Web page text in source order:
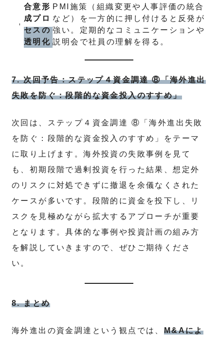
合意形
成プロ
セスの
透明化
PMI施策（組織変更や人事評価の統合
など）を一方的に押し付けると反発が
強い。定期的なコミュニケーションや
説明会で社員の理解を得る。
7. 次回予告：ステップ４資金調達 ⑧「海外進出
失敗を防ぐ：段階的な資金投入のすすめ」
次回は、ステップ４資金調達 ⑧「海外進出失敗
を防ぐ：段階的な資金投入のすすめ」をテーマ
に取り上げます。海外投資の失敗事例を見て
も、初期段階で過剰投資を行った結果、想定外
のリスクに対処できずに撤退を余儀なくされた
ケースが多いです。段階的に資金を投下し、リ
スクを見極めながら拡大するアプローチが重要
となります。具体的な事例や投資計画の組み方
を解説していきますので、ぜひご期待くださ
い。
8. まとめ
海外進出の資金調達という観点では、 M&Aによ